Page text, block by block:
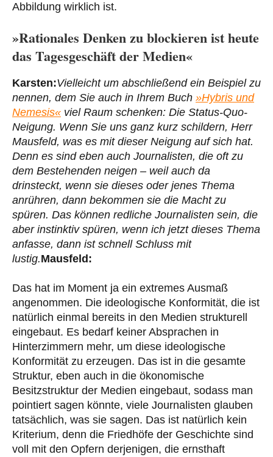
Abbildung wirklich ist.
»Rationales Denken zu blockieren ist heute
das Tagesgeschäft der Medien«
Karsten:Vielleicht um abschließend ein Beispiel zu
nennen, dem Sie auch in Ihrem Buch »Hybris und
Nemesis« viel Raum schenken: Die Status-Quo-
Neigung. Wenn Sie uns ganz kurz schildern, Herr
Mausfeld, was es mit dieser Neigung auf sich hat.
Denn es sind eben auch Journalisten, die oft zu
dem Bestehenden neigen – weil auch da
drinsteckt, wenn sie dieses oder jenes Thema
anrühren, dann bekommen sie die Macht zu
spüren. Das können redliche Journalisten sein, die
aber instinktiv spüren, wenn ich jetzt dieses Thema
anfasse, dann ist schnell Schluss mit
lustig.Mausfeld:
Das hat im Moment ja ein extremes Ausmaß
angenommen. Die ideologische Konformität, die ist
natürlich einmal bereits in den Medien strukturell
eingebaut. Es bedarf keiner Absprachen in
Hinterzimmern mehr, um diese ideologische
Konformität zu erzeugen. Das ist in die gesamte
Struktur, eben auch in die ökonomische
Besitzstruktur der Medien eingebaut, sodass man
pointiert sagen könnte, viele Journalisten glauben
tatsächlich, was sie sagen. Das ist natürlich kein
Kriterium, denn die Friedhöfe der Geschichte sind
voll mit den Opfern derjenigen, die ernsthaft